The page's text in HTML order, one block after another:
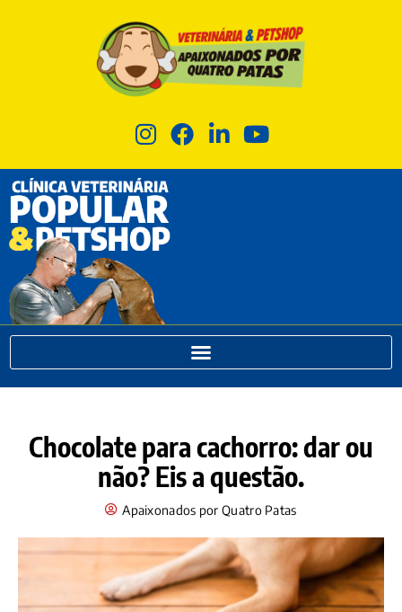
Chocolate para cachorro: dar ou
não? Eis a questão.
Apaixonados por Quatro Patas